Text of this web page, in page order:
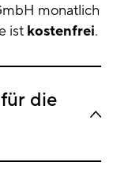
monatlich
ist kostenfrei.
die